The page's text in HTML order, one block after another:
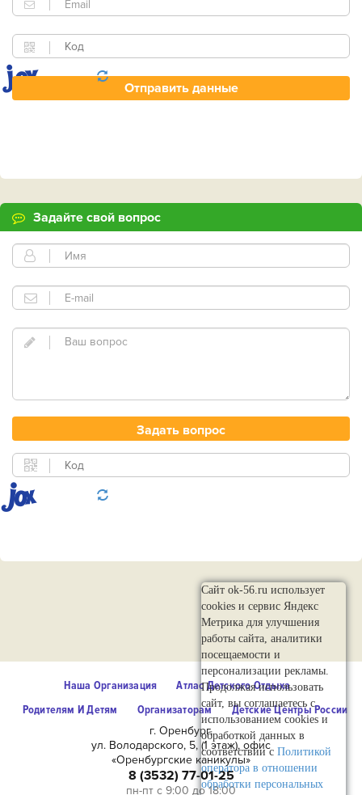
Задайте свой вопрос
Наша Организация
Атлас Детского Отдыха
Родителям И Детям
Организаторам
Детские Центры России
г. Оренбург,
ул. Володарского, 5, (1 этаж), офис
«Оренбургские каникулы»
8 (3532) 77-01-25
пн-пт с 9:00 до 18:00
Сайт ok-56.ru использует
cookies и сервис Яндекс
Метрика для улучшения
работы сайта, аналитики
посещаемости и
персонализации рекламы.
Продолжая использовать
сайт, вы соглашаетесь с
использованием cookies и
обработкой данных в
соответствии с Политикой
оператора в отношении
обработки персональных